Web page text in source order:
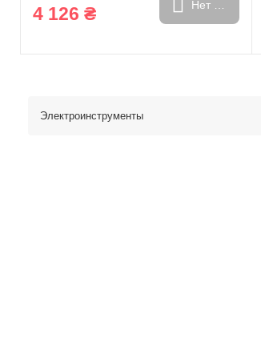
4 126 ₴ Нет в наличии
Электроинструменты